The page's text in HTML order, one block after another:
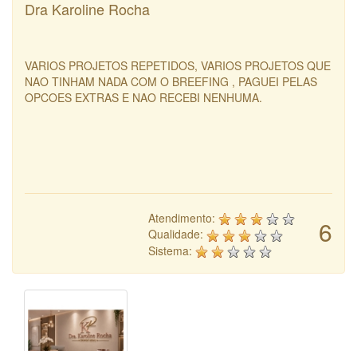
Dra Karoline Rocha
VARIOS PROJETOS REPETIDOS, VARIOS PROJETOS QUE
NAO TINHAM NADA COM O BREEFING , PAGUEI PELAS
OPCOES EXTRAS E NAO RECEBI NENHUMA.
6
Atendimento:
Qualidade:
Sistema: